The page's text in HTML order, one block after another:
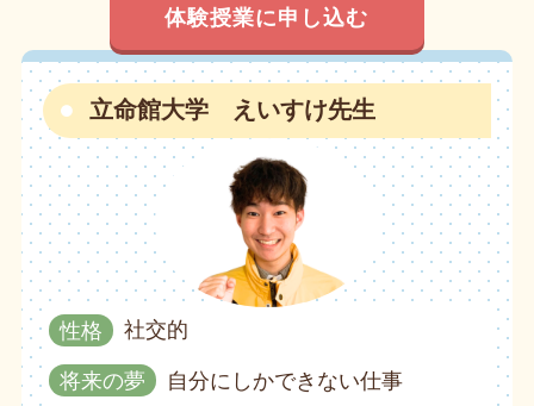
体験授業に申し込む
立命館大学 えいすけ先生
性格 社交的
将来の夢 自分にしかできない仕事